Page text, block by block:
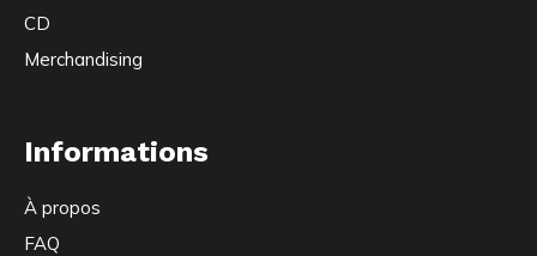
CD
Merchandising
Informations
À propos
FAQ